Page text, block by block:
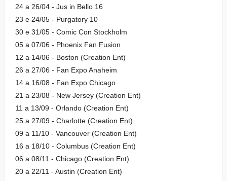
24 a 26/04 - Jus in Bello 16
23 e 24/05 - Purgatory 10
30 e 31/05 - Comic Con Stockholm
05 a 07/06 - Phoenix Fan Fusion
12 a 14/06 - Boston (Creation Ent)
26 a 27/06 - Fan Expo Anaheim
14 a 16/08 - Fan Expo Chicago
21 a 23/08 - New Jersey (Creation Ent)
11 a 13/09 - Orlando (Creation Ent)
25 a 27/09 - Charlotte (Creation Ent)
09 a 11/10 - Vancouver (Creation Ent)
16 a 18/10 - Columbus (Creation Ent)
06 a 08/11 - Chicago (Creation Ent)
20 a 22/11 - Austin (Creation Ent)